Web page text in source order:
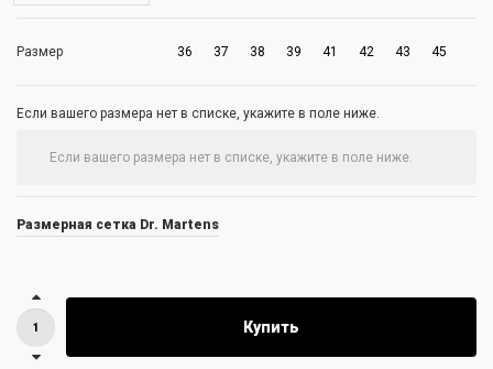
Размер 36 37 38 39 41 42 43 45
Если вашего размера нет в списке, укажите в поле ниже.
Размерная сетка Dr. Martens
Купить